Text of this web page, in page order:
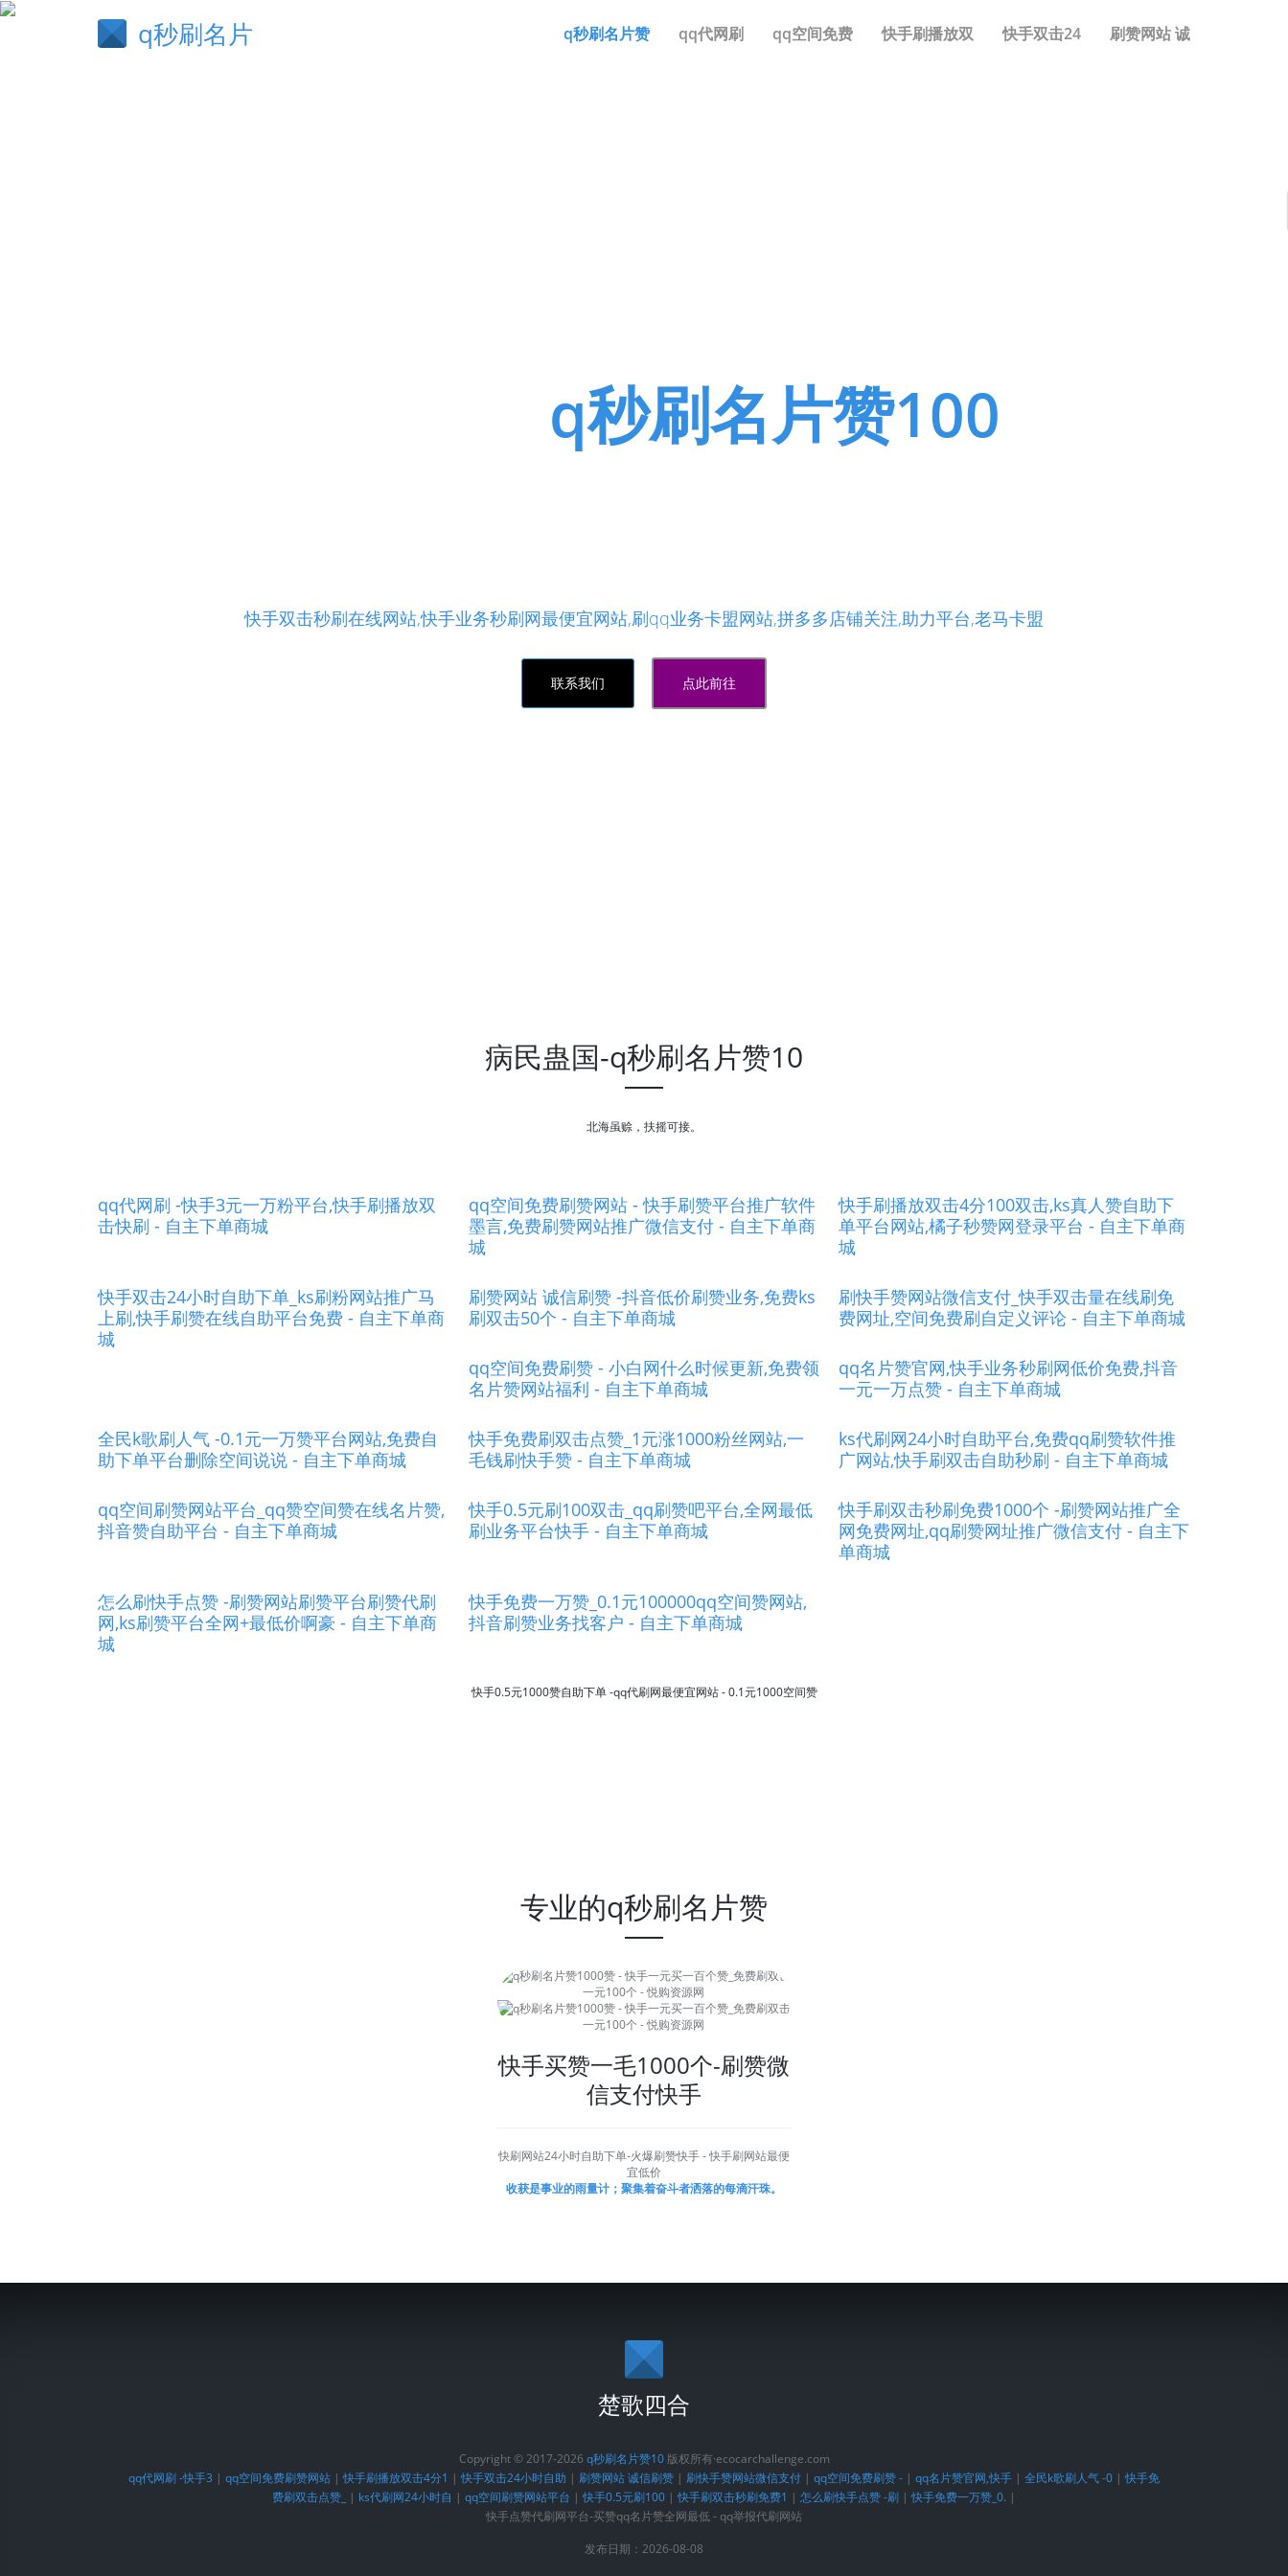
q秒刷名片 q秒刷名片赞 qq代网刷 qq空间免费 快手刷播放双 快手双击24 刷赞网站 诚
q秒刷名片赞100
快手双击秒刷在线网站,快手业务秒刷网最便宜网站,刷qq业务卡盟网站,拼多多店铺关注,助力平台,老马卡盟
联系我们 点此前往
病民蛊国-q秒刷名片赞10
北海虽赊，扶摇可接。
qq代网刷 -快手3元一万粉平台,快手刷播放双
击快刷 - 自主下单商城
qq空间免费刷赞网站 - 快手刷赞平台推广软件
墨言,免费刷赞网站推广微信支付 - 自主下单商
城
快手刷播放双击4分100双击,ks真人赞自助下
单平台网站,橘子秒赞网登录平台 - 自主下单商
城
快手双击24小时自助下单_ks刷粉网站推广马
上刷,快手刷赞在线自助平台免费 - 自主下单商
城
刷赞网站 诚信刷赞 -抖音低价刷赞业务,免费ks
刷双击50个 - 自主下单商城
刷快手赞网站微信支付_快手双击量在线刷免
费网址,空间免费刷自定义评论 - 自主下单商城
qq空间免费刷赞 - 小白网什么时候更新,免费领
名片赞网站福利 - 自主下单商城
qq名片赞官网,快手业务秒刷网低价免费,抖音
一元一万点赞 - 自主下单商城
全民k歌刷人气 -0.1元一万赞平台网站,免费自
助下单平台删除空间说说 - 自主下单商城
快手免费刷双击点赞_1元涨1000粉丝网站,一
毛钱刷快手赞 - 自主下单商城
ks代刷网24小时自助平台,免费qq刷赞软件推
广网站,快手刷双击自助秒刷 - 自主下单商城
qq空间刷赞网站平台_qq赞空间赞在线名片赞,
抖音赞自助平台 - 自主下单商城
快手0.5元刷100双击_qq刷赞吧平台,全网最低
刷业务平台快手 - 自主下单商城
快手刷双击秒刷免费1000个 -刷赞网站推广全
网免费网址,qq刷赞网址推广微信支付 - 自主下
单商城
怎么刷快手点赞 -刷赞网站刷赞平台刷赞代刷
网,ks刷赞平台全网+最低价啊豪 - 自主下单商
城
快手免费一万赞_0.1元100000qq空间赞网站,
抖音刷赞业务找客户 - 自主下单商城
快手0.5元1000赞自助下单 -qq代刷网最便宜网站 - 0.1元1000空间赞
专业的q秒刷名片赞
快手买赞一毛1000个-刷赞微
信支付快手
快刷网站24小时自助下单-火爆刷赞快手 - 快手刷网站最便
宜低价
收获是事业的雨量计；聚集着奋斗者洒落的每滴汗珠。
楚歌四合
Copyright © 2017-2026 q秒刷名片赞10版权所有·ecocarchallenge.com
qq代网刷 -快手3 | qq空间免费刷赞网站 |快手刷播放双击4分1 |快手双击24小时自助 | 刷赞网站 诚信刷赞 | 刷快手赞网站微信支付 | qq空间免费刷赞 - | qq名片赞官网,快手 | 全民k歌刷人气 -0 |快手免
费刷双击点赞_
| ks代刷网24小时自 | qq空间刷赞网站平台 |快手0.5元刷100 |快手刷双击秒刷免费1 | 怎么刷快手点赞 -刷 |快手免费一万赞_0. |
快手点赞代刷网平台-买赞qq名片赞全网最低 - qq举报代刷网站
发布日期：2026-08-08